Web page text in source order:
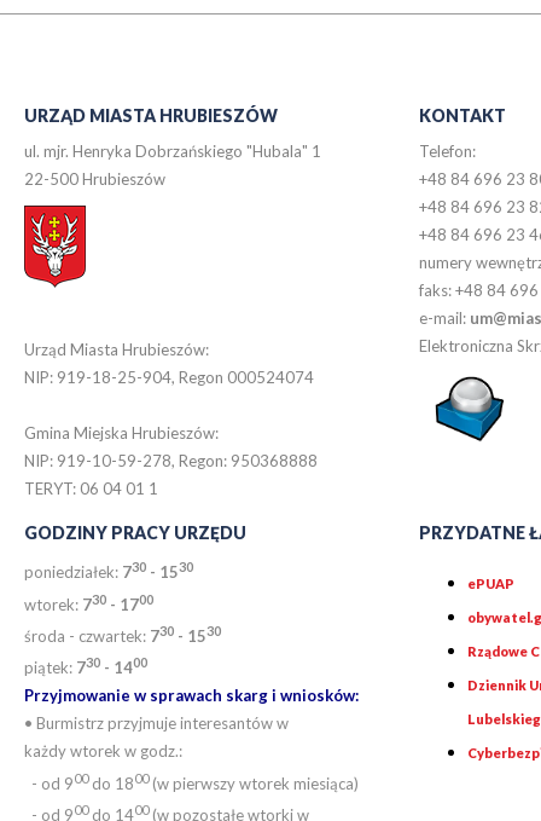
URZĄD MIASTA HRUBIESZÓW
ul. mjr. Henryka Dobrzańskiego "Hubala" 1
22-500 Hrubieszów
Urząd Miasta Hrubieszów:
NIP: 919-18-25-904, Regon 000524074
Gmina Miejska Hrubieszów:
NIP: 919-10-59-278, Regon: 950368888
TERYT: 06 04 01 1
KONTAKT
Telefon:
+48 84 696 23
+48 84 696 23
+48 84 696 23
numery
faks: +48 84
e-mail:
Elektroniczna
GODZINY PRACY URZĘDU
poniedziałek: 730 - 1530
wtorek: 730 - 1700
środa - czwartek: 730 - 1530
piątek: 730 - 1400
Przyjmowanie w sprawach skarg i wniosków:
• Burmistrz przyjmuje interesantów w
każdy wtorek w godz.:
- od 900do 1800(w pierwszy wtorek miesiąca)
- od 900do 1400(w pozostałe wtorki w
PRZYDATNE
ePUAP
Rządowe
Dziennik